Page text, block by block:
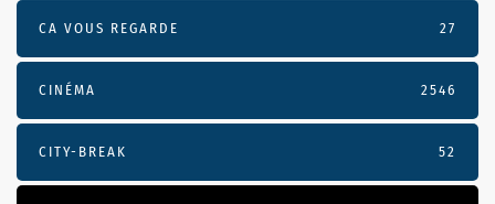
CA VOUS REGARDE 27
CINÉMA 2546
CITY-BREAK 52